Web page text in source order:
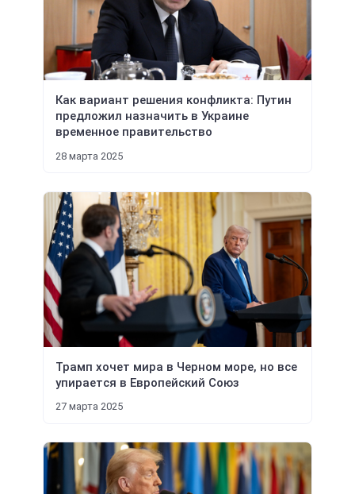
Как вариант решения конфликта: Путин
предложил назначить в Украине
временное правительство
28 марта 2025
Трамп хочет мира в Черном море, но все
упирается в Европейский Союз
27 марта 2025